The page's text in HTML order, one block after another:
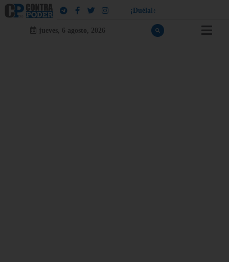
¡ Dué a e
jueves, 6 agosto, 2026